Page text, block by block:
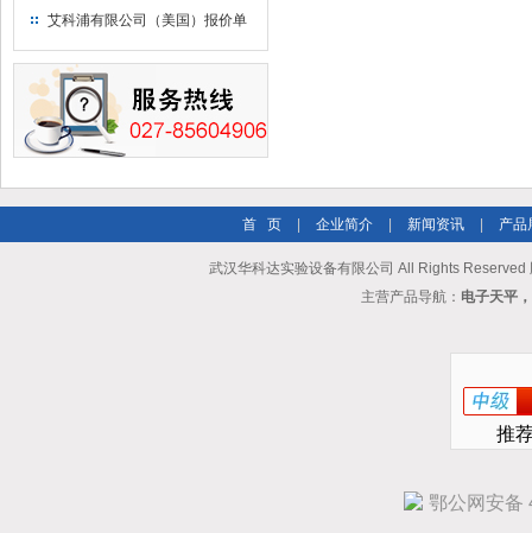
艾科浦有限公司（美国）报价单
首 页 企业简介 新闻资讯 产品
武汉华科达实验设备有限公司 All Rights Reserved
主营产品导航： 电子天平
推
鄂公网安备